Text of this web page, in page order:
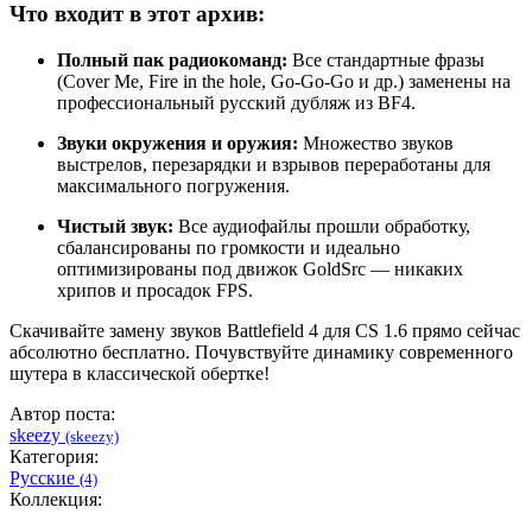
Что входит в этот архив:
Полный пак радиокоманд: Все стандартные фразы
(Cover Me, Fire in the hole, Go-Go-Go и др.) заменены на
профессиональный русский дубляж из BF4.
Звуки окружения и оружия: Множество звуков
выстрелов, перезарядки и взрывов переработаны для
максимального погружения.
Чистый звук: Все аудиофайлы прошли обработку,
сбалансированы по громкости и идеально
оптимизированы под движок GoldSrc — никаких
хрипов и просадок FPS.
Скачивайте замену звуков Battlefield 4 для CS 1.6 прямо сейчас
абсолютно бесплатно. Почувствуйте динамику современного
шутера в классической обертке!
Автор поста:
skeezy (skeezy)
Категория:
Русские (4)
Коллекция: